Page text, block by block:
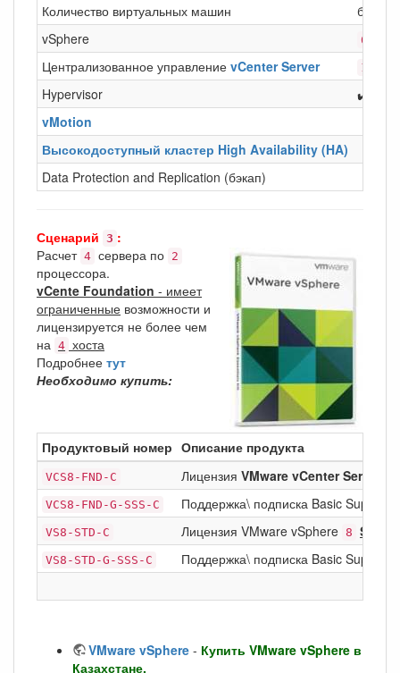
Количество виртуальных машин
без
vSphere
6
Централизованное управление vCenter Server 1
Hypervisor
✔️
vMotion
Высокодоступный кластер High Availability (HA)
Data Protection and Replication (бэкап)
Сценарий 3 :
Расчет 4 сервера по 2
процессора.
vCente Foundation - имеет
ограниченные возможности и
лицензируется не более чем
на 4 хоста
Подробнее тут
Необходимо купить:
Продуктовый номер Описание продукта
VCS8-FND-C Лицензия VMware vCenter Server
VCS8-FND-G-SSS-C Поддержка\ подписка Basic
VS8-STD-C Лицензия VMware vSphere 8
VS8-STD-G-SSS-C Поддержка\ подписка Basic
VMware vSphere - Купить VMware vSphere в
Казахстане.